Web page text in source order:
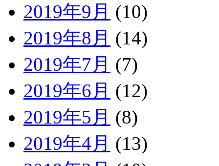
2019年9月 (10)
2019年8月 (14)
2019年7月 (7)
2019年6月 (12)
2019年5月 (8)
2019年4月 (13)